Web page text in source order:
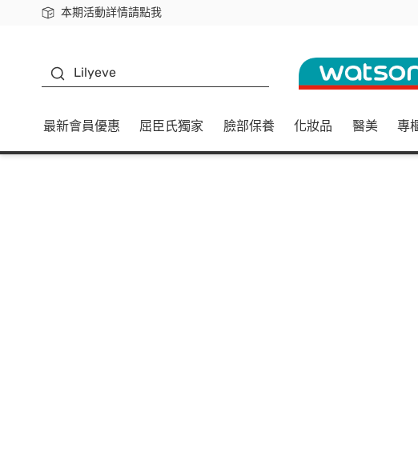
本期活動詳情請點我
下載app最高回饋$350
Lilyeve
最新會員優惠 屈臣氏獨家 臉部保養 化妝品 醫美 專